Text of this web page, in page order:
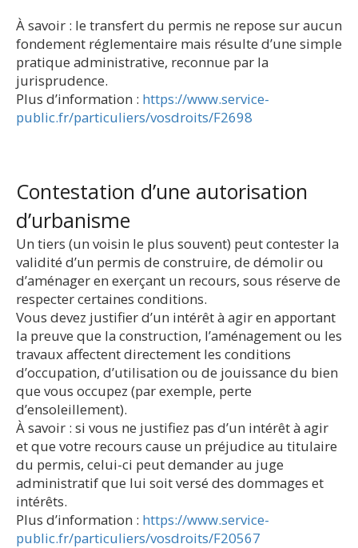
À savoir : le transfert du permis ne repose sur aucun
fondement réglementaire mais résulte d’une simple
pratique administrative, reconnue par la
jurisprudence.
Plus d’information : https://www.service-
public.fr/particuliers/vosdroits/F2698
Contestation d’une autorisation
d’urbanisme
Un tiers (un voisin le plus souvent) peut contester la
validité d’un permis de construire, de démolir ou
d’aménager en exerçant un recours, sous réserve de
respecter certaines conditions.
Vous devez justifier d’un intérêt à agir en apportant
la preuve que la construction, l’aménagement ou les
travaux affectent directement les conditions
d’occupation, d’utilisation ou de jouissance du bien
que vous occupez (par exemple, perte
d’ensoleillement).
À savoir : si vous ne justifiez pas d’un intérêt à agir
et que votre recours cause un préjudice au titulaire
du permis, celui-ci peut demander au juge
administratif que lui soit versé des dommages et
intérêts.
Plus d’information : https://www.service-
public.fr/particuliers/vosdroits/F20567